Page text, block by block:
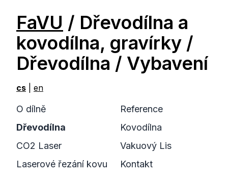
FaVU / Dřevodílna a
kovodílna, gravírky /
Dřevodílna / Vybavení
cs en
O dílně
Reference
Dřevodílna
Kovodílna
CO2 Laser
Vakuový Lis
Laserové řezání kovu
Kontakt